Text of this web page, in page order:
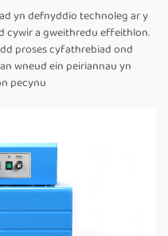
yn defnyddio technoleg ar y
cywir a gweithredu effeithlon.
proses cyfathrebiad ond
wneud ein peiriannau yn
pecynu